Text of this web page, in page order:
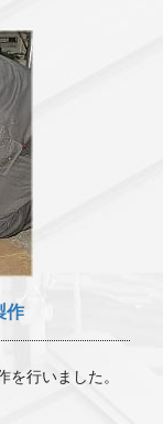
作
行いました。